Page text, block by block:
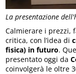
La presentazione
Calmierare i prezzi,
critica, con l’idea di
fisica) in futuro.
presentato oggi da
coinvolgerà le oltre